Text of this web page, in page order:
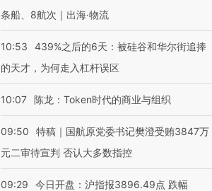
条船、8航次｜出海·物流
10:53
439%之后的6天：被硅谷和华尔街追捧
的天才，为何走入杠杆误区
10:07 陈龙：Token时代的商业与组织
09:50
特稿｜国航原党委书记樊澄受贿3847万
元二审待宣判 否认大多数指控
09:29
今日开盘：沪指报3896.49点 跌幅